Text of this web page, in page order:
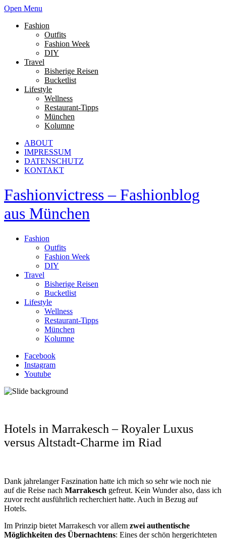
Open Menu
Fashion
Outfits
Fashion Week
DIY
Travel
Bisherige Reisen
Bucketlist
Lifestyle
Wellness
Restaurant-Tipps
München
Kolumne
ABOUT
IMPRESSUM
DATENSCHUTZ
KONTAKT
Fashionvictress – Fashionblog
aus München
Fashion
Outfits
Fashion Week
DIY
Travel
Bisherige Reisen
Bucketlist
Lifestyle
Wellness
Restaurant-Tipps
München
Kolumne
Facebook
Instagram
Youtube
Hotels in Marrakesch – Royaler Luxus
versus Altstadt-Charme im Riad
Dank jahrelanger Faszination hatte ich mich so sehr wie noch nie
auf die Reise nach Marrakesch gefreut. Kein Wunder also, dass ich
zuvor recht ausführlich recherchiert hatte. Auch in Bezug auf
Hotels.
Im Prinzip bietet Marrakesch vor allem zwei authentische
Möglichkeiten des Übernachtens: Eines der schön hergerichteten